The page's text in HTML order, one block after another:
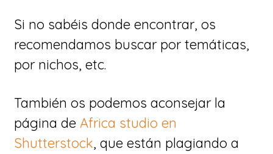
Si no sabéis donde encontrar, os
recomendamos buscar por temáticas,
por nichos, etc.
También os podemos aconsejar la
página deAfrica studio en
Shutterstock, que están plagiando a